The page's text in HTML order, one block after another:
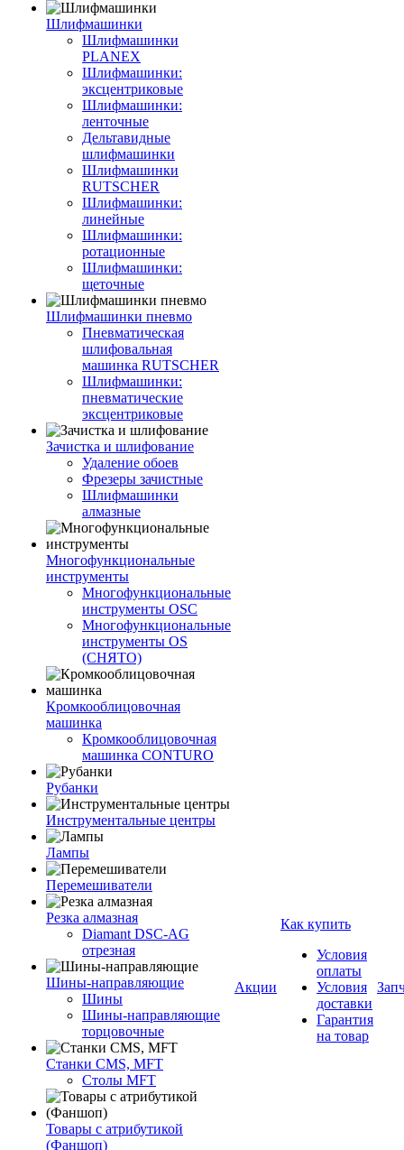
Шлифмашинки
Шлифмашинки
PLANEX
Шлифмашинки:
эксцентриковые
Шлифмашинки:
ленточные
Дельтавидные
шлифмашинки
Шлифмашинки
RUTSCHER
Шлифмашинки:
линейные
Шлифмашинки:
ротационные
Шлифмашинки:
щеточные
Шлифмашинки пневмо
Пневматическая
шлифовальная
машинка RUTSCHER
Шлифмашинки:
пневматические
эксцентриковые
Зачистка и шлифование
Удаление обоев
Фрезеры зачистные
Шлифмашинки
алмазные
Многофункциональные
инструменты
Многофункциональные
инструменты OSC
Многофункциональные
инструменты OS
(СНЯТО)
Кромкооблицовочная
машинка
Кромкооблицовочная
машинка CONTURO
Рубанки
Инструментальные центры
Лампы
Перемешиватели
Резка алмазная
Diamant DSC-AG
отрезная
Шины-направляющие
Шины
Шины-направляющие
торцовочные
Станки CMS, MFT
Столы MFT
Товары с атрибутикой
(Фаншоп)
Акции
Как купить
Условия
оплаты
Условия
доставки
Гарантия
на товар